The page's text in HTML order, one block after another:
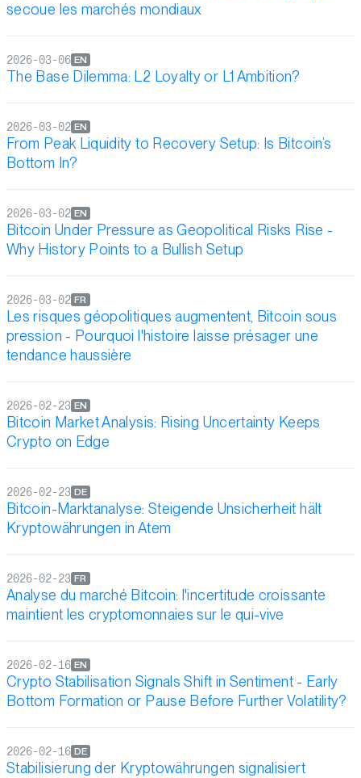
secoue les marchés mondiaux
The Base Dilemma: L2 Loyalty or L1 Ambition?
EN
2026-03-06
From Peak Liquidity to Recovery Setup: Is Bitcoin’s
Bottom In?
EN
2026-03-02
Bitcoin Under Pressure as Geopolitical Risks Rise -
Why History Points to a Bullish Setup
EN
2026-03-02
Les risques géopolitiques augmentent, Bitcoin sous
pression - Pourquoi l'histoire laisse présager une
tendance haussière
FR
2026-03-02
Bitcoin Market Analysis: Rising Uncertainty Keeps
Crypto on Edge
EN
2026-02-23
Bitcoin-Marktanalyse: Steigende Unsicherheit hält
Kryptowährungen in Atem
DE
2026-02-23
Analyse du marché Bitcoin: l'incertitude croissante
maintient les cryptomonnaies sur le qui-vive
FR
2026-02-23
Crypto Stabilisation Signals Shift in Sentiment - Early
Bottom Formation or Pause Before Further Volatility?
EN
2026-02-16
Stabilisierung der Kryptowährungen signalisiert
DE
2026-02-16